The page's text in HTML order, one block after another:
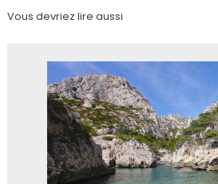
Vous devriez lire aussi